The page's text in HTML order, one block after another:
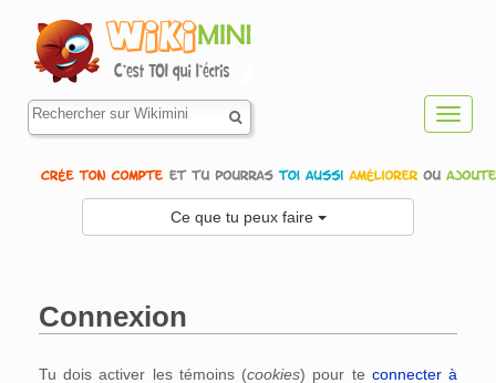
Ce que tu peux faire
Connexion
Tu dois activer les témoins (cookies) pour te connecter à